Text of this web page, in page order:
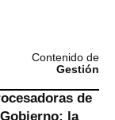
Contenido de
Gestión
de
la